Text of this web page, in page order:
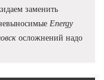
заменить
Energy
осложнений надо